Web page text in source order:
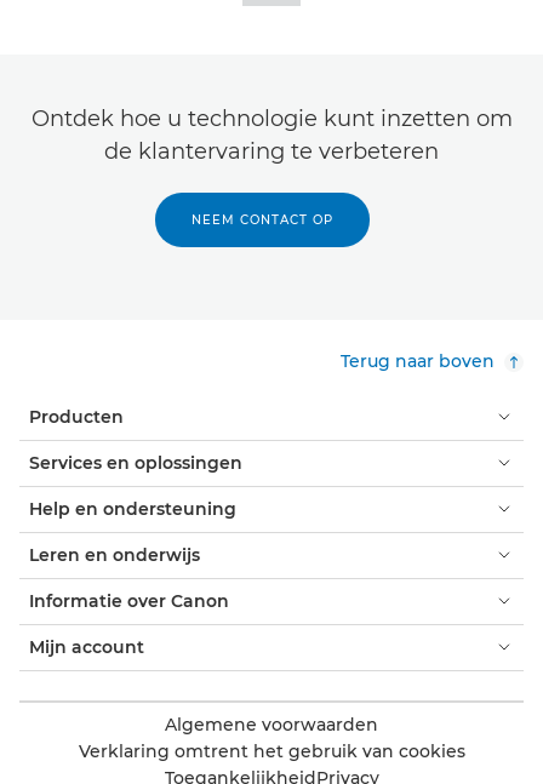
Ontdek hoe u technologie kunt inzetten om
de klantervaring te verbeteren
NEEM CONTACT OP
Terug naar boven
Producten
Services en oplossingen
Help en ondersteuning
Leren en onderwijs
Informatie over Canon
Mijn account
Algemene voorwaarden
Verklaring omtrent het gebruik van cookies
ToegankelijkheidPrivacy